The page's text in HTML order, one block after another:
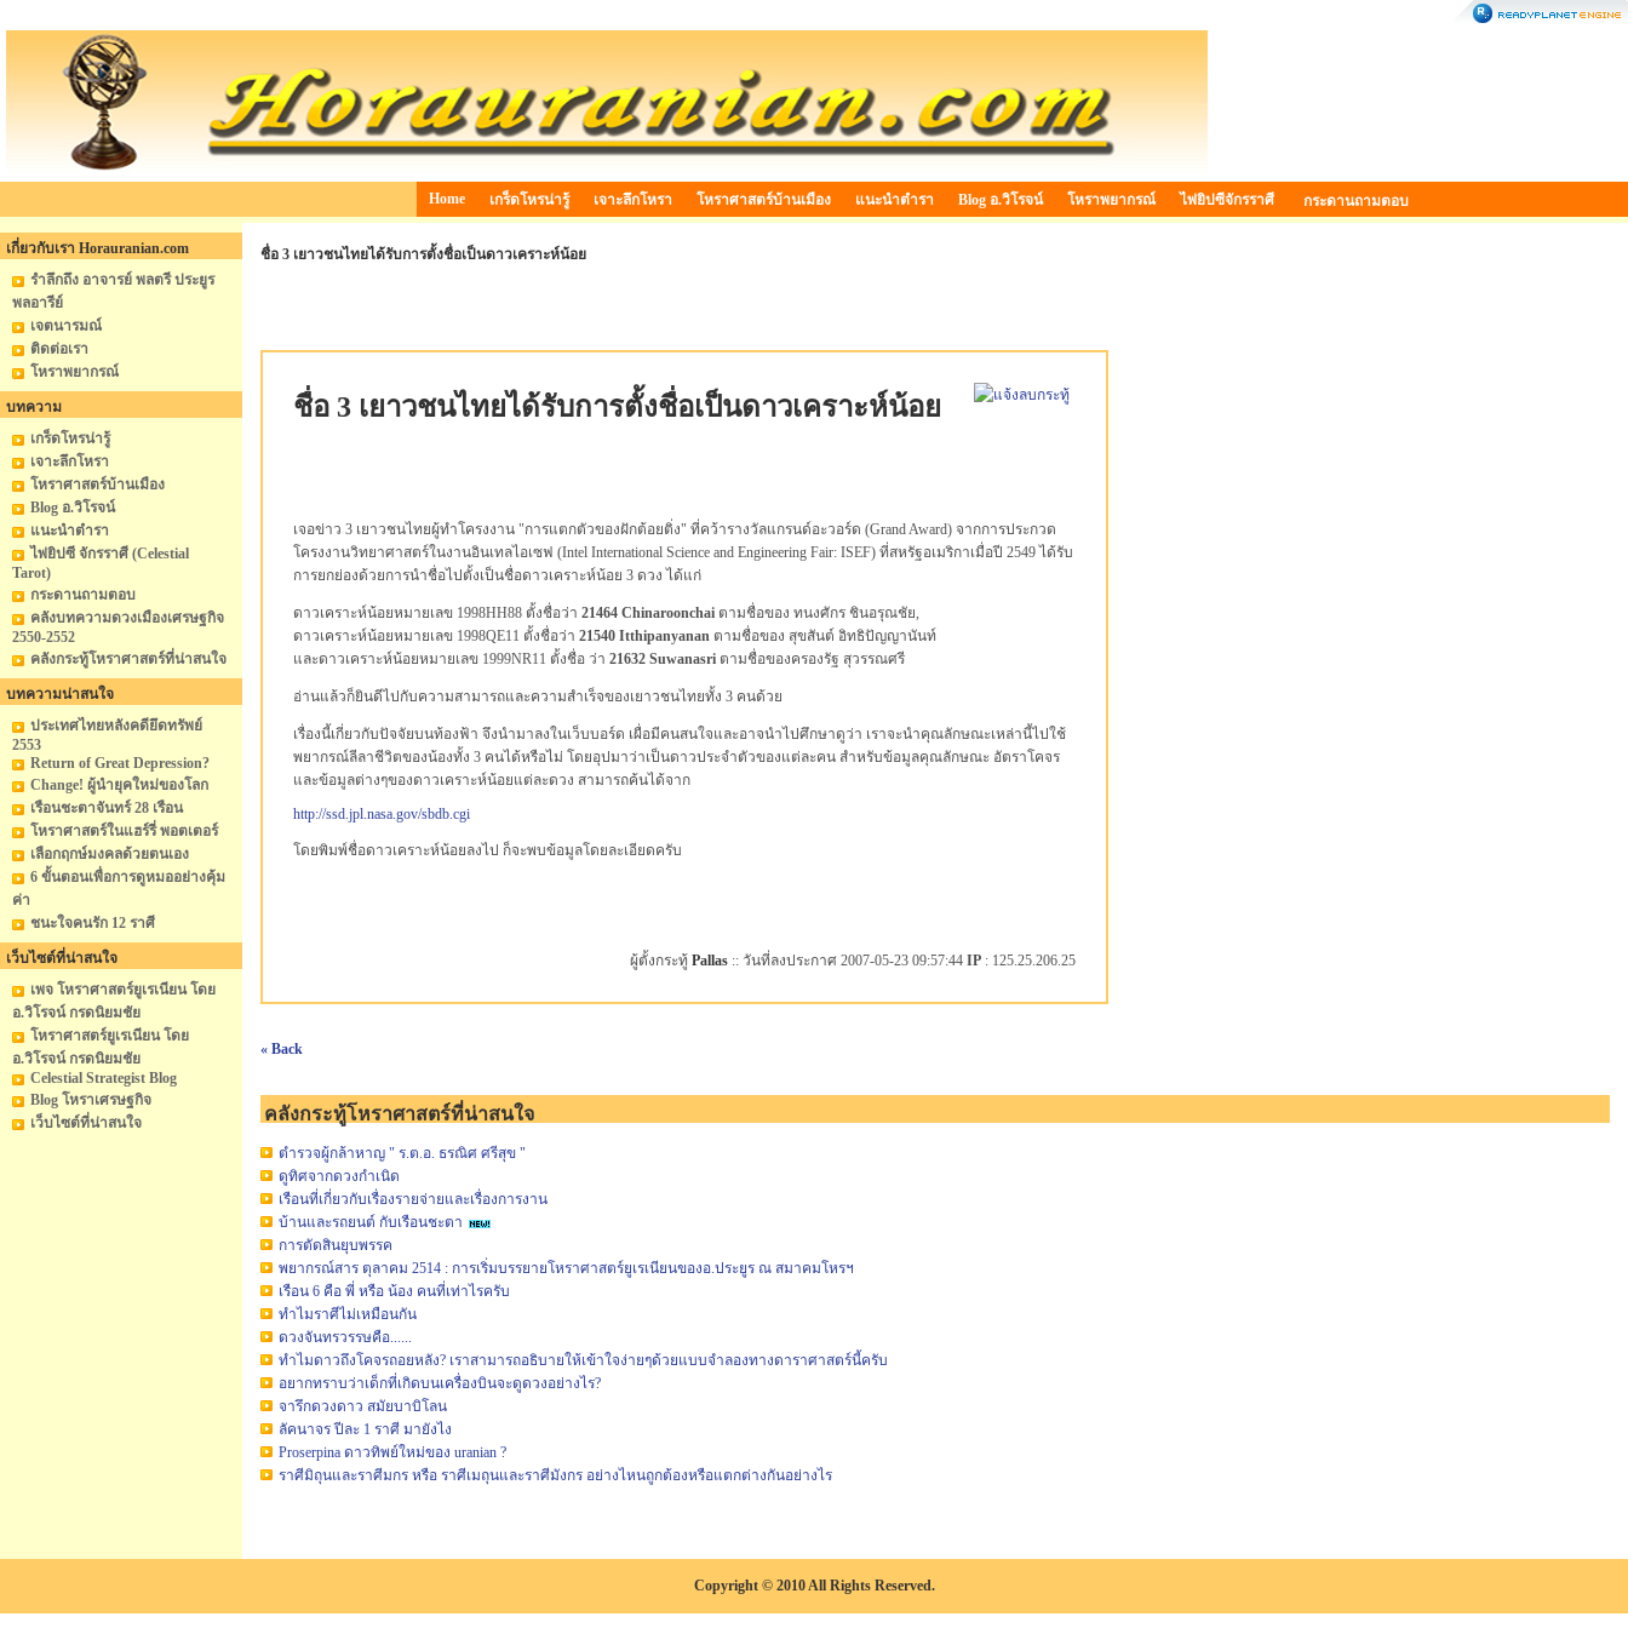
Home เกร็ดโหรน่ารู้ เจาะลึกโหรา โหราศาสตร์บ้านเมือง แนะนำตำรา Blog อ.วิโรจน์ โหราพยากรณ์ ไพ่ยิปซีจักรราศี กระดานถามตอบ
เกี่ยวกับเรา Horauranian.com
รำลึกถึง อาจารย์ พลตรี ประยูร
พลอารีย์
เจตนารมณ์
ติดต่อเรา
โหราพยากรณ์
บทความ
เกร็ดโหรน่ารู้
เจาะลึกโหรา
โหราศาสตร์บ้านเมือง
Blog อ.วิโรจน์
แนะนำตำรา
ไพ่ยิปซี จักรราศี (Celestial
Tarot)
กระดานถามตอบ
คลังบทความดวงเมืองเศรษฐกิจ
2550-2552
คลังกระทู้โหราศาสตร์ที่น่าสนใจ
บทความน่าสนใจ
ประเทศไทยหลังคดียึดทรัพย์
2553
Return of Great Depression?
Change! ผู้นำยุคใหม่ของโลก
เรือนชะตาจันทร์ 28 เรือน
โหราศาสตร์ในแฮร์รี่ พอตเตอร์
เลือกฤกษ์มงคลด้วยตนเอง
6 ขั้นตอนเพื่อการดูหมออย่างคุ้ม
ค่า
ชนะใจคนรัก 12 ราศี
เว็บไซต์ที่น่าสนใจ
เพจ โหราศาสตร์ยูเรเนียน โดย
อ.วิโรจน์ กรดนิยมชัย
โหราศาสตร์ยูเรเนียน โดย
อ.วิโรจน์ กรดนิยมชัย
Celestial Strategist Blog
Blog โหราเศรษฐกิจ
เว็บไซต์ที่น่าสนใจ
ชื่อ 3 เยาวชนไทยได้รับการตั้งชื่อเป็นดาวเคราะห์น้อย
ชื่อ 3 เยาวชนไทยได้รับการตั้งชื่อเป็นดาวเคราะห์น้อย
เจอข่าว 3 เยาวชนไทยผู้ทำโครงงาน "การแตกตัวของฝักต้อยติ่ง" ที่คว้ารางวัลแกรนด์อะวอร์ด (Grand Award) จากการประกวด
โครงงานวิทยาศาสตร์ในงานอินเทลไอเซฟ (Intel International Science and Engineering Fair: ISEF) ที่สหรัฐอเมริกาเมื่อปี 2549 ได้รับ
การยกย่องด้วยการนำชื่อไปตั้งเป็นชื่อดาวเคราะห์น้อย 3 ดวง ได้แก่
ดาวเคราะห์น้อยหมายเลข 1998HH88 ตั้งชื่อว่า 21464 Chinaroonchai ตามชื่อของ ทนงศักร ชินอรุณชัย,
ดาวเคราะห์น้อยหมายเลข 1998QE11 ตั้งชื่อว่า 21540 Itthipanyanan ตามชื่อของ สุขสันต์ อิทธิปัญญานันท์
และดาวเคราะห์น้อยหมายเลข 1999NR11 ตั้งชื่อ ว่า 21632 Suwanasri ตามชื่อของครองรัฐ สุวรรณศรี
อ่านแล้วก็ยินดีไปกับความสามารถและความสำเร็จของเยาวชนไทยทั้ง 3 คนด้วย
เรื่องนี้เกี่ยวกับปัจจัยบนท้องฟ้า จึงนำมาลงในเว็บบอร์ด เผื่อมีคนสนใจและอาจนำไปศึกษาดูว่า เราจะนำคุณลักษณะเหล่านี้ไปใช้
พยากรณ์ลีลาชีวิตของน้องทั้ง 3 คนได้หรือไม่ โดยอุปมาว่าเป็นดาวประจำตัวของแต่ละคน สำหรับข้อมูลคุณลักษณะ อัตราโคจร
และข้อมูลต่างๆของดาวเคราะห์น้อยแต่ละดวง สามารถค้นได้จาก
http://ssd.jpl.nasa.gov/sbdb.cgi
โดยพิมพ์ชื่อดาวเคราะห์น้อยลงไป ก็จะพบข้อมูลโดยละเอียดครับ
ผู้ตั้งกระทู้ Pallas :: วันที่ลงประกาศ 2007-05-23 09:57:44 IP : 125.25.206.25
« Back
คลังกระทู้โหราศาสตร์ที่น่าสนใจ
ตำรวจผู้กล้าหาญ " ร.ต.อ. ธรณิศ ศรีสุข "
ดูทิศจากดวงกำเนิด
เรือนที่เกี่ยวกับเรื่องรายจ่ายและเรื่องการงาน
บ้านและรถยนต์ กับเรือนชะตา
การตัดสินยุบพรรค
พยากรณ์สาร ตุลาคม 2514 : การเริ่มบรรยายโหราศาสตร์ยูเรเนียนของอ.ประยูร ณ สมาคมโหรฯ
เรือน 6 คือ พี่ หรือ น้อง คนที่เท่าไรครับ
ทำไมราศีไม่เหมือนกัน
ดวงจันทรวรรษคือ......
ทำไมดาวถึงโคจรถอยหลัง? เราสามารถอธิบายให้เข้าใจง่ายๆด้วยแบบจำลองทางดาราศาสตร์นี้ครับ
อยากทราบว่าเด็กที่เกิดบนเครื่องบินจะดูดวงอย่างไร?
จารึกดวงดาว สมัยบาบิโลน
ลัคนาจร ปีละ 1 ราศี มายังไง
Proserpina ดาวทิพย์ใหม่ของ uranian ?
ราศีมิถุนและราศีมกร หรือ ราศีเมถุนและราศีมังกร อย่างไหนถูกต้องหรือแตกต่างกันอย่างไร
Copyright © 2010 All Rights Reserved.